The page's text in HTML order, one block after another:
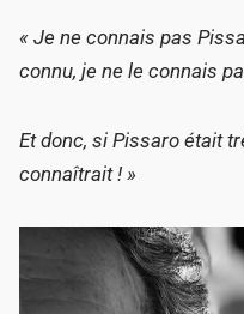
« Je ne connais pas
connu, je ne le connais
Et donc, si Pissaro était
connaîtrait ! »